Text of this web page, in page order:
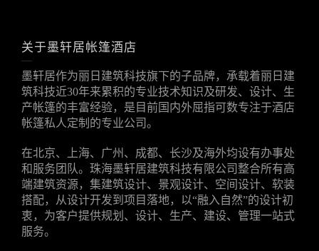
关于墨轩居帐篷酒店
墨轩居作为丽日建筑科技旗下的子品牌，承载着丽日建
筑科技近30年来累积的专业技术知识及研发、设计、生
产帐篷的丰富经验，是目前国内外屈指可数专注于酒店
帐篷私人定制的专业公司。
在北京、上海、广州、成都、长沙及海外均设有办事处
和服务团队。珠海墨轩居建筑科技有限公司整合所有高
端建筑资源，集建筑设计、景观设计、空间设计、软装
搭配，从设计开发到项目落地，以“融入自然”的设计初
衷，为客户提供规划、设计、生产、建设、管理一站式
服务。